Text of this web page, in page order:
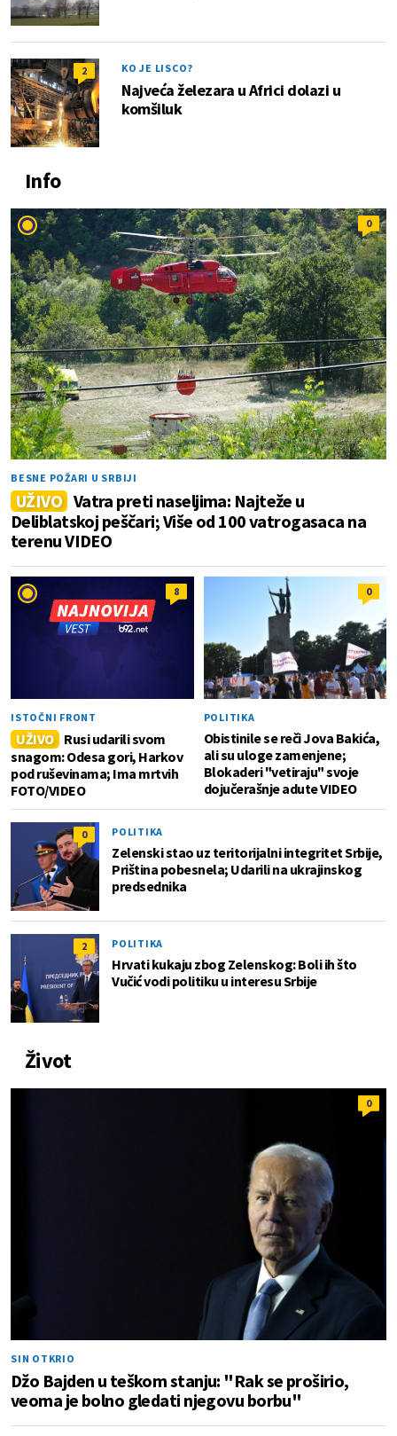
2 KO JE LISCO?
Najveća železara u Africi dolazi u
komšiluk
Info
0
BESNE POŽARI U SRBIJI
UŽIVO Vatra preti naseljima: Najteže u
Deliblatskoj peščari; Više od 100 vatrogasaca na
terenu VIDEO
8
ISTOČNI FRONT
UŽIVO
Rusi udarili svom
snagom: Odesa gori, Harkov
pod ruševinama; Ima mrtvih
FOTO/VIDEO
0
POLITIKA
Obistinile se reči Jova Bakića,
ali su uloge zamenjene;
Blokaderi "vetiraju" svoje
dojučerašnje adute VIDEO
0 POLITIKA
Zelenski stao uz teritorijalni integritet Srbije,
Priština pobesnela; Udarili na ukrajinskog
predsednika
2 POLITIKA
Hrvati kukaju zbog Zelenskog: Boli ih što
Vučić vodi politiku u interesu Srbije
Život
0
SIN OTKRIO
Džo Bajden u teškom stanju: "Rak se proširio,
veoma je bolno gledati njegovu borbu"